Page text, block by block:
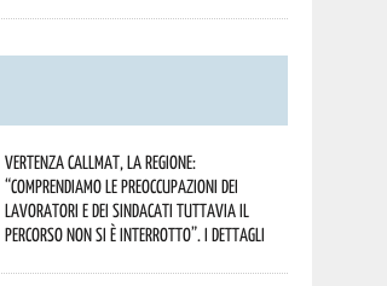
Vertenza CallMat, la Regione:
“comprendiamo le preoccupazioni dei
lavoratori e dei sindacati tuttavia il
percorso non si è interrotto”. I dettagli